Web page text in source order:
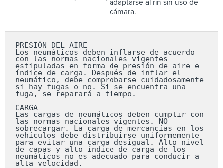
adaptarse al rin sin uso de
cámara.
PRESIÓN DEL AIRE
Los neumáticos deben inflarse de acuerdo
con las normas nacionales vigentes
estipuladas en forma de presión de aire e
índice de carga. Después de inflar el
neumático, debe comprobarse cuidadosamente
si hay fugas o no. Si se encuentra una
fuga, se reparará a tiempo.
CARGA
Las cargas de neumáticos deben cumplir con
las normas nacionales vigentes. NO
sobrecargar. La carga de mercancías en los
vehículos debe distribuirse uniformemente
para evitar una carga desigual. Alto nivel
de capas y alto índice de carga de los
neumáticos no es adecuado para conducir a
alta velocidad.